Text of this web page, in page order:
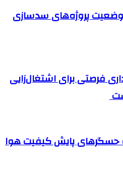
وضعیت پروژه‌های سدسازی
فرصتی برای اشتغال‌زایی
حسگرهای پایش کیفیت هوا